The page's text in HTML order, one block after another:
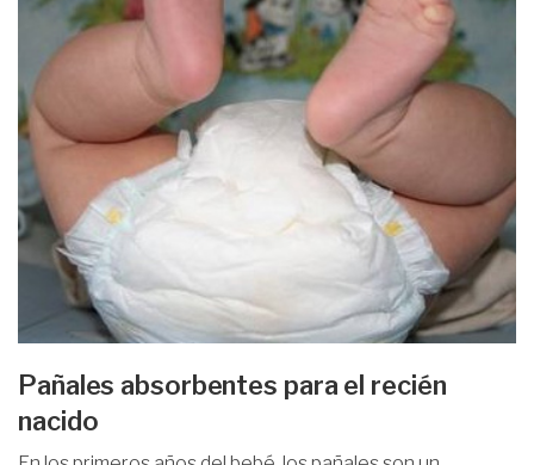
Pañales absorbentes para el recién
nacido